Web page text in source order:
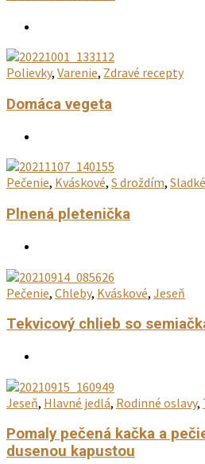
Polievky, Varenie, Zdravé recepty
Domáca vegeta
Pečenie, Kváskové, S droždím,
Plnená pletenička
Pečenie, Chleby, Kváskové, Jeseň
Tekvicový chlieb so
Jeseň, Hlavné jedlá, Rodinné oslavy,
Pomaly pečená kačka a
dusenou kapustou